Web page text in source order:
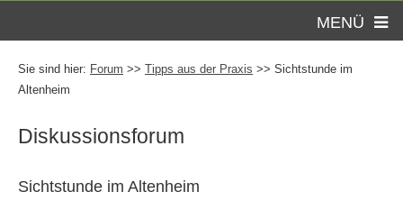
MENÜ
Sie sind hier: Forum >> Tipps aus der Praxis >> Sichtstunde im
Altenheim
Diskussionsforum
Sichtstunde im Altenheim